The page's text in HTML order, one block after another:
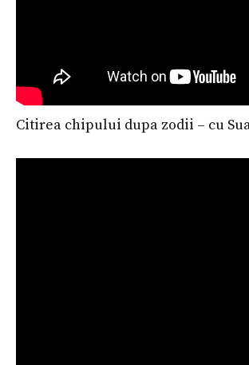
Citirea chipului dupa zodii – cu